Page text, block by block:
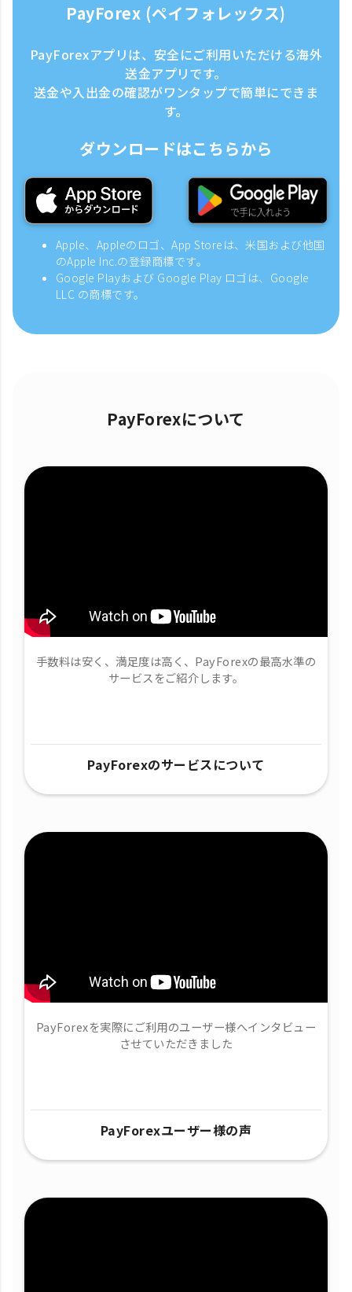
PayForex (ペイフォレックス)
PayForexアプリは、安全にご利用いただける海外
送金アプリです。
送金や入出金の確認がワンタップで簡単にできま
す。
ダウンロードはこちらから
Apple、Appleのロゴ、App Storeは、米国および他国
のApple Inc.の登録商標です。
Google Playおよび Google Play ロゴは、Google
LLC の商標です。
PayForexについて
手数料は安く、満足度は高く、PayForexの最高水準の
サービスをご紹介します。
PayForexのサービスについて
PayForexを実際にご利用のユーザー様へインタビュー
させていただきました
PayForexユーザー様の声​